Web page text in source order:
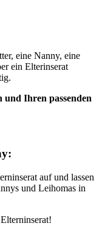
eine Nanny, eine
ein Elterinserat
Ihren passenden
auf und lassen
und Leihomas in